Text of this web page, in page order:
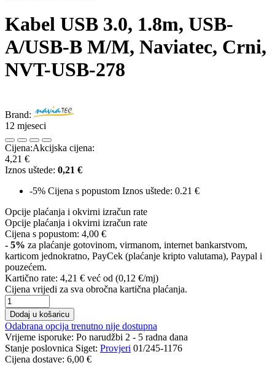
Kabel USB 3.0, 1.8m, USB-
A/USB-B M/M, Naviatec, Crni,
NVT-USB-278
Brand:
12 mjeseci
Cijena:Akcijska cijena:
4,21 €
Iznos uštede: 0,21 €
-5% Cijena s popustom Iznos uštede: 0.21 €
Opcije plaćanja i okvirni izračun rate
Opcije plaćanja i okvirni izračun rate
Cijena s popustom: 4,00 €
- 5% za plaćanje gotovinom, virmanom, internet bankarstvom,
karticom jednokratno, PayCek (plaćanje kripto valutama), Paypal i
pouzećem.
Kartično rate: 4,21 € već od (0,12 €/mj)
Cijena vrijedi za sva obročna kartična plaćanja.
Dodaj u košaricu
Odabrana opcija trenutno nije dostupna
Vrijeme isporuke: Po narudžbi 2 - 5 radna dana
Stanje poslovnica Siget: Provjeri 01/245-1176
Cijena dostave: 6,00 €